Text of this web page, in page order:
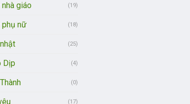
nhà giáo (19)
phụ nữ (18)
(25)
Dịp (4)
(0)
(17)